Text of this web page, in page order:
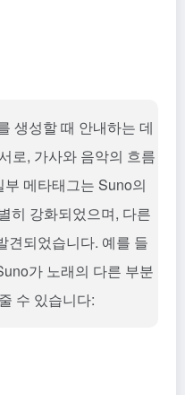
생성할 때 안내하는 데
로, 가사와 음악의 흐름
메타태그는 Suno의
히 강화되었으며, 다른
견되었습니다. 예를 들
가 노래의 다른 부분
수 있습니다: